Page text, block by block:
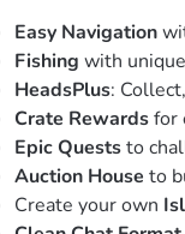
Easy Navigation
Fishing with
HeadsPlus:
Crate Rewardsfor
Epic Queststo
Auction House to
Create your own